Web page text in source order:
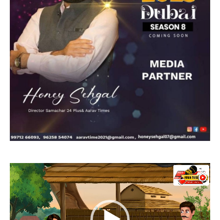
Video
Player